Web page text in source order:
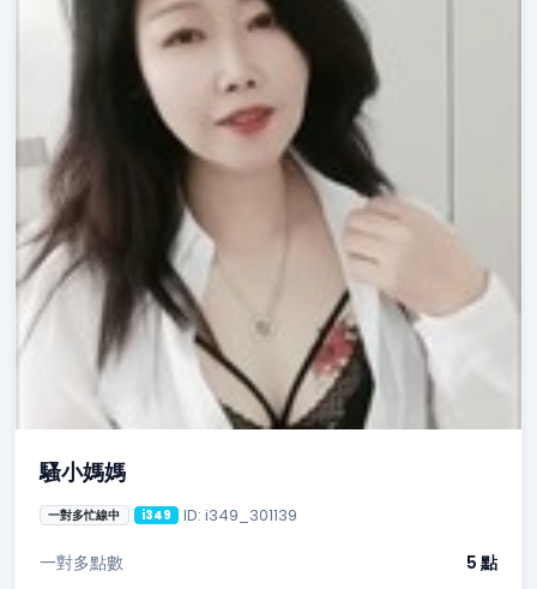
騷小媽媽
一對多忙線中 i349 ID: i349_301139
一對多點數 5 點